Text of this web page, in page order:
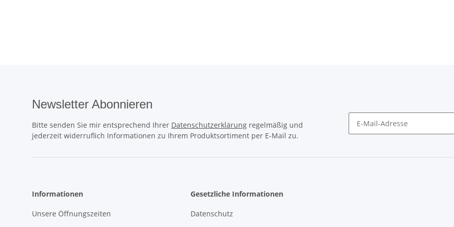
Newsletter Abonnieren
Bitte senden Sie mir entsprechend Ihrer Datenschutzerklärung regelmäßig und
jederzeit widerruflich Informationen zu Ihrem Produktsortiment per E-Mail zu.
Informationen
Unsere Öffnungszeiten
Gesetzliche Informationen
Datenschutz